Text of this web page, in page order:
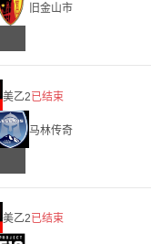
旧金山市
美乙2已结束
马林传奇
美乙2已结束